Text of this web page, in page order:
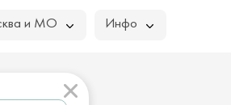
и МО Инфо